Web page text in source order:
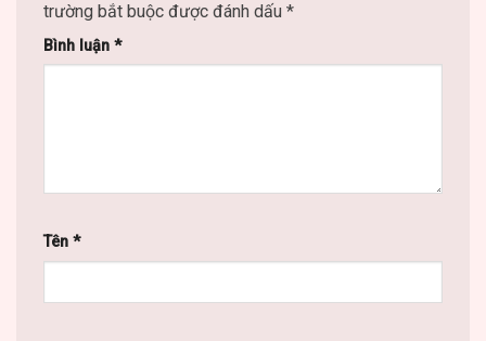
trường bắt buộc được đánh dấu *
Bình luận *
Tên *